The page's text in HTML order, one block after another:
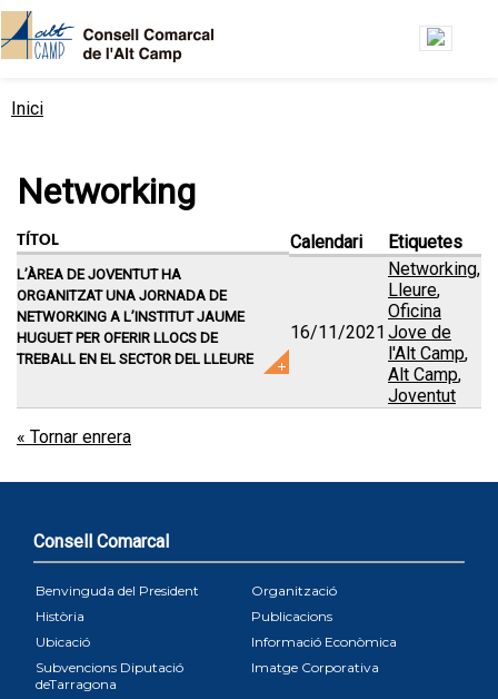
Vés al contingut
Esteu aquí
Inici
Networking
TÍTOL Calendari Etiquetes
L’ÀREA DE JOVENTUT HA
ORGANITZAT UNA JORNADA DE
NETWORKING A L’INSTITUT JAUME
HUGUET PER OFERIR LLOCS DE
TREBALL EN EL SECTOR DEL LLEURE
16/11/2021
Networking,
Lleure,
Oficina
Jove de
l'Alt Camp,
Alt Camp,
Joventut
« Tornar enrera
Consell Comarcal
Benvinguda del President
Organització
Història
Publicacions
Ubicació
Informació Econòmica
Subvencions Diputació
deTarragona
Imatge Corporativa